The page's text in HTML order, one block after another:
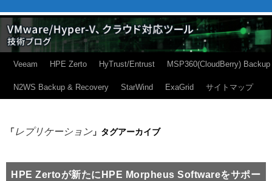
Veeam HPE Zerto HyTrust/Entrust MSP360(CloudBerry) Backup
N2WS Backup & Recovery StarWind ExaGrid サイトマップ
「レプリケーション」タグアーカイブ
HPE Zertoが新たにHPE Morpheus Softwareをサポー